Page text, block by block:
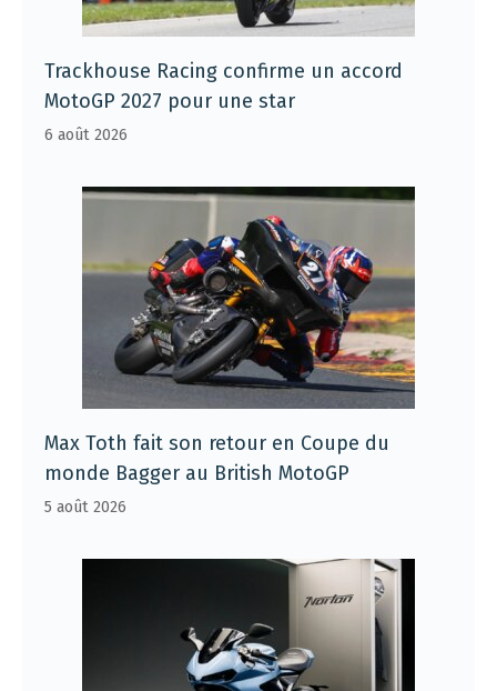
Trackhouse Racing confirme un accord
MotoGP 2027 pour une star
6 août 2026
Max Toth fait son retour en Coupe du
monde Bagger au British MotoGP
5 août 2026